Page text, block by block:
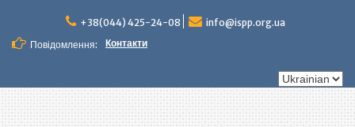
вмісту
+38(044) 425-24-08
info@ispp.org.ua
Повідомлення:
Контакти
Вибрати